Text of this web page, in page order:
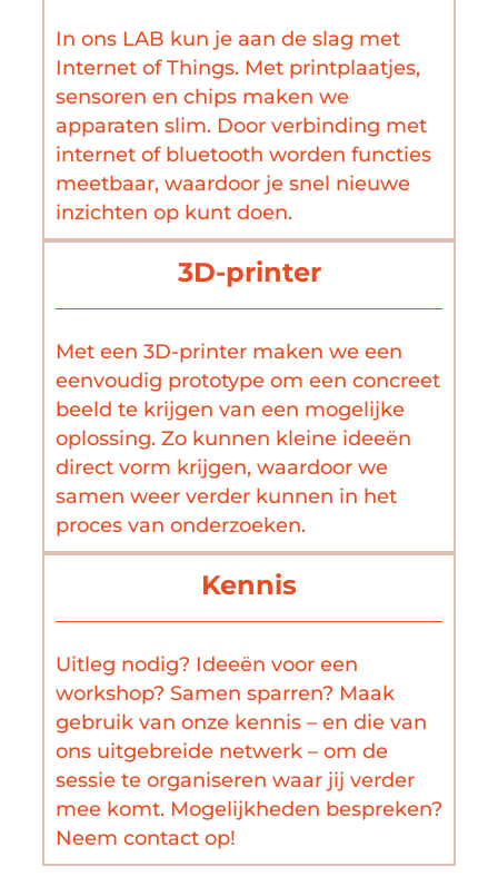
In ons LAB kun je aan de slag met
Internet of Things. Met printplaatjes,
sensoren en chips maken we
apparaten slim. Door verbinding met
internet of bluetooth worden functies
meetbaar, waardoor je snel nieuwe
inzichten op kunt doen.
3D-printer
Met een 3D-printer maken we een
eenvoudig prototype om een concreet
beeld te krijgen van een mogelijke
oplossing. Zo kunnen kleine ideeën
direct vorm krijgen, waardoor we
samen weer verder kunnen in het
proces van onderzoeken.
Kennis
Uitleg nodig? Ideeën voor een
workshop? Samen sparren? Maak
gebruik van onze kennis – en die van
ons uitgebreide netwerk – om de
sessie te organiseren waar jij verder
mee komt. Mogelijkheden bespreken?
Neem contact op!